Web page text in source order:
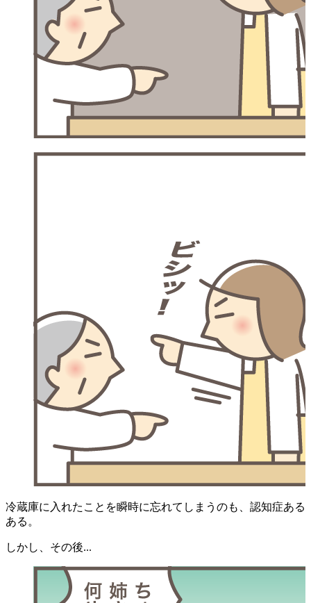
冷蔵庫に入れたことを瞬時に忘れてしまうのも、認知症ある
ある。
しかし、その後...